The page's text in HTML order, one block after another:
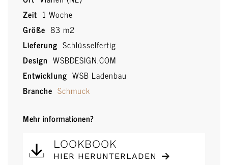
Zeit 1 Woche
Größe 83 m2
Lieferung Schlüsselfertig
Design WSBDESIGN.COM
Entwicklung WSB Ladenbau
Branche Schmuck
Mehr informationen?
LOOKBOOK
HIER HERUNTERLADEN